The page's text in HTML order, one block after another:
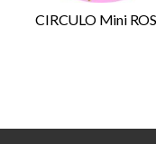
CIRCULO Mini